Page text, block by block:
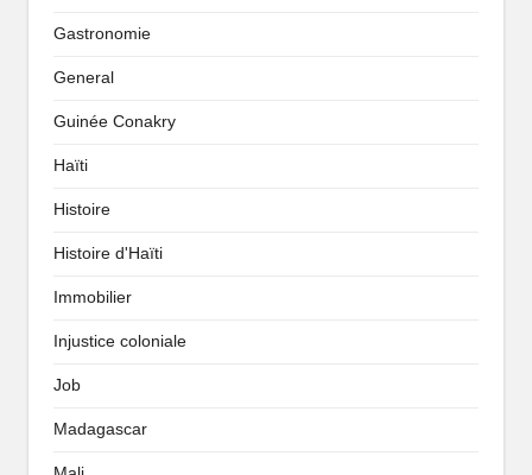
Gastronomie
General
Guinée Conakry
Haïti
Histoire
Histoire d'Haïti
Immobilier
Injustice coloniale
Job
Madagascar